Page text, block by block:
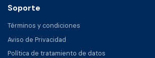
Soporte
Términos y condiciones
Aviso de Privacidad
Política de tratamiento de datos